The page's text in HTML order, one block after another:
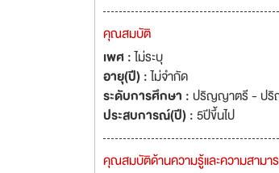
คุณสมบัติ
เพศ :ไม่ระบุ
อายุ(ปี) :ไม่จำกัด
ระดับการศึกษา :ปริญญาตรี - ปริ
ประสบการณ์(ปี) :5ปีขึ้นไป
คุณสมบัติด้านความรู้และความสามา